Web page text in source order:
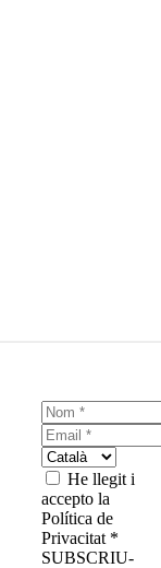
He llegit i
accepto la
Política de
Privacitat *
SUBSCRIU-